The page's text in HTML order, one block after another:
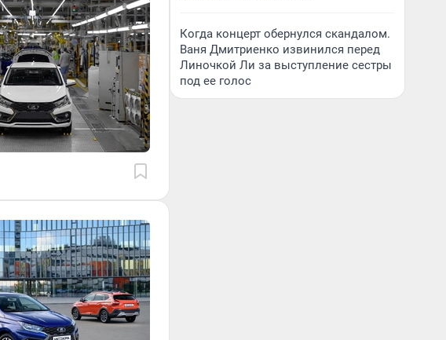
Когда концерт обернулся скандалом.
Ваня Дмитриенко извинился перед
Линочкой Ли за выступление сестры
под ее голос